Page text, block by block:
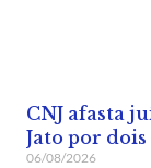
CNJ afasta
Jato por dois
06/08/2026